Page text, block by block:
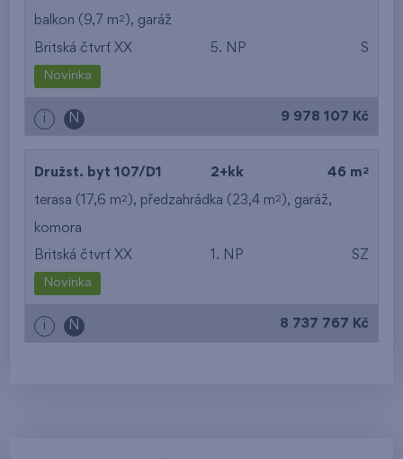
balkon (9,7 m2 ), garáž
Britská čtvrť XX 5. NP S
Novinka
i N 9 978 107 Kč
Družst. byt 107/D1 2+kk 46 m 2
terasa (17,6 m2 ), předzahrádka (23,4 m2 ), garáž,
komora
Britská čtvrť XX 1. NP SZ
Novinka
i N 8 737 767 Kč